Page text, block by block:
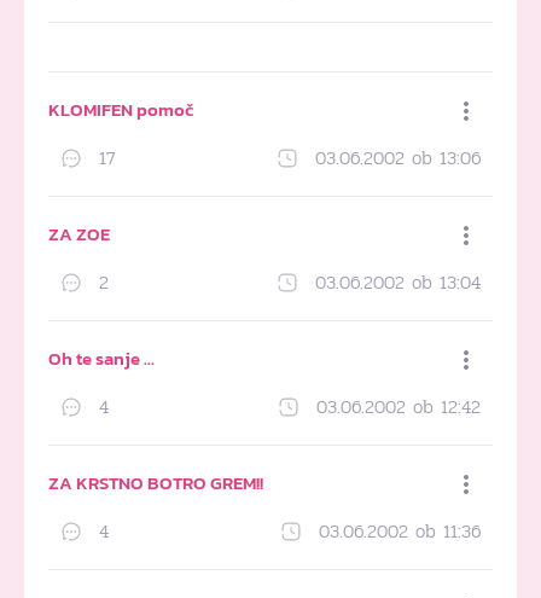
KLOMIFEN pomoč
17 03.06.2002 ob 13:06
ZA ZOE
2 03.06.2002 ob 13:04
Oh te sanje …
4 03.06.2002 ob 12:42
ZA KRSTNO BOTRO GREM!!
4 03.06.2002 ob 11:36